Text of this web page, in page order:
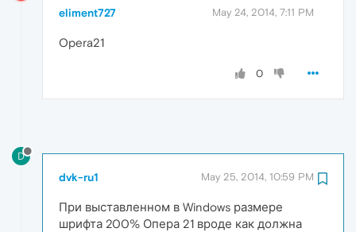
eliment727 May 24, 2014, 7:11 PM
Opera21
0
D
dvk-ru1 May 25, 2014, 10:59 PM
При выставленном в Windows размере
шрифта 200% Опера 21 вроде как должна